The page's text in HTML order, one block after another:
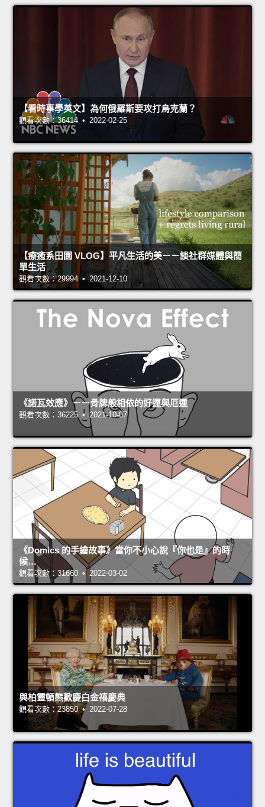
【看時事學英文】為何俄羅斯要攻打烏克蘭？
觀看次數：36414 • 2022-02-25
【療癒系田園 VLOG】平凡生活的美－－談社群媒體與簡
單生活
觀看次數：29994 • 2021-12-10
《諾瓦效應》－－骨牌般相依的好運與厄運
觀看次數：36225 • 2021-10-07
《Domics 的手繪故事》當你不小心說『你也是』的時
候…
觀看次數：31660 • 2022-03-02
與柏靈頓熊歡慶白金禧慶典
觀看次數：23850 • 2022-07-28